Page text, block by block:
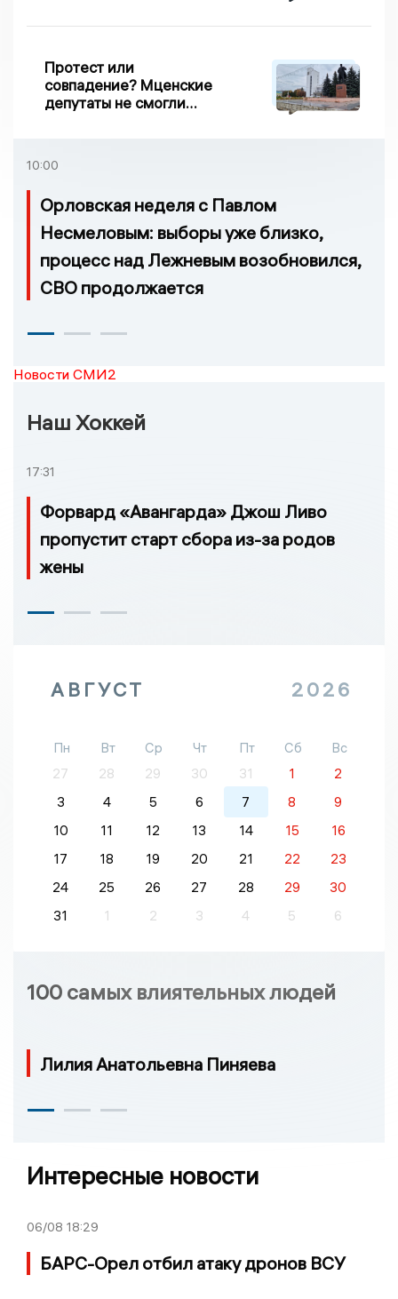
Протест или
совпадение? Мценские
депутаты не смогли
10:00
Орловская неделя с Павлом
Несмеловым: выборы уже близко,
процесс над Лежневым возобновился,
СВО продолжается
Новости СМИ2
Наш Хоккей
17:31
Форвард «Авангарда» Джош Ливо
пропустит старт сбора из-за родов
жены
АВГУСТ 2026
Пн Вт Ср Чт Пт Сб
Вс
27
28 29 30 31 1
2
3
4 5 6 7 8
9
10
11 12 13 14 15
16
17
18 19 20 21 22
23
24
25 26 27 28 29
30
31
1 2 3 4 5 6
100 самых влиятельных людей
Лилия Анатольевна Пиняева
Интересные новости
06/08 18:29
БАРС-Орел отбил атаку дронов ВСУ